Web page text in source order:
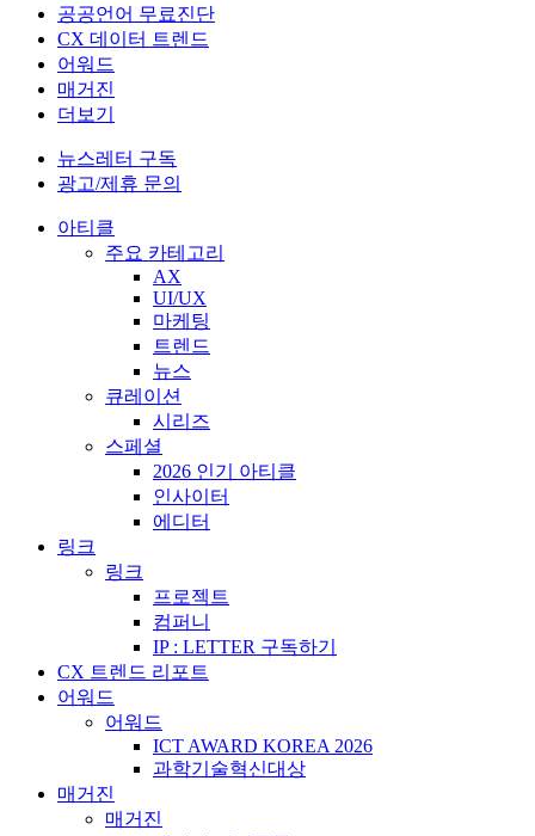
공공언어 무료진단
CX 데이터 트렌드
어워드
매거진
더보기
뉴스레터 구독
광고/제휴 문의
아티클
주요 카테고리
AX
UI/UX
마케팅
트렌드
뉴스
큐레이션
시리즈
스페셜
2026 인기 아티클
인사이터
에디터
링크
링크
프로젝트
컴퍼니
IP : LETTER 구독하기
CX 트렌드 리포트
어워드
어워드
ICT AWARD KOREA 2026
과학기술혁신대상
매거진
매거진